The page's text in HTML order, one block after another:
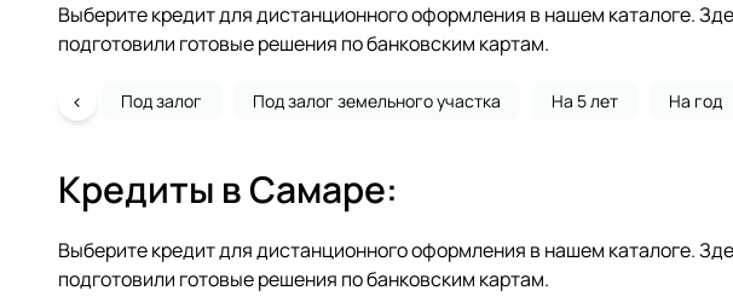
Выберите кредит для дистанционного оформления в нашем каталоге.
подготовили готовые решения по банковским картам.
Под залог Под залог земельного участка На 5 лет На год
‹
Кредиты вСамаре:
Выберите кредит для дистанционного оформления в нашем каталоге.
подготовили готовые решения по банковским картам.